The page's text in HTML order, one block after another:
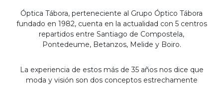
Óptica Tábora, perteneciente al Grupo Óptico Tábora
fundado en 1982, cuenta en la actualidad con 5 centros
repartidos entre Santiago de Compostela,
Pontedeume, Betanzos, Melide y Boiro.
La experiencia de estos más de 35 años nos dice que
moda y visión son dos conceptos estrechamente